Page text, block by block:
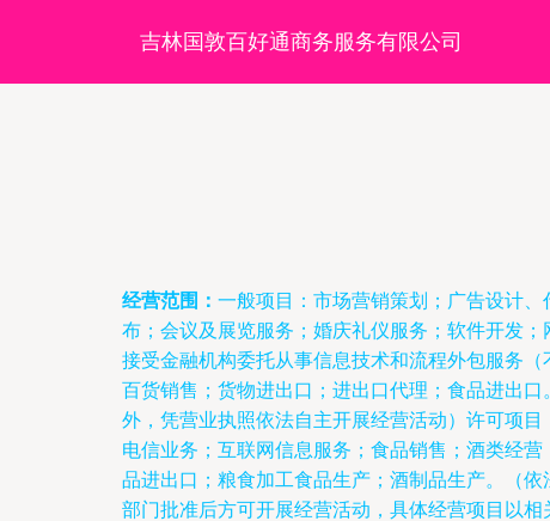
吉林国敦百好通商务服务有限公司
经营范围： 一般项目：市场营销策划；广告设计
布；会议及展览服务；婚庆礼仪服务；软件开发；
接受金融机构委托从事信息技术和流程外包服务（
百货销售；货物进出口；进出口代理；食品进出口
外，凭营业执照依法自主开展经营活动）许可项
电信业务；互联网信息服务；食品销售；酒类经
品进出口；粮食加工食品生产；酒制品生产。（
部门批准后方可开展经营活动，具体经营项目以